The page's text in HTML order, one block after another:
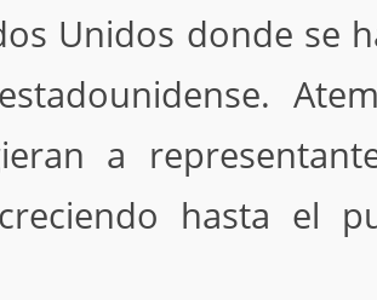
Unidos donde se
a
hasta el